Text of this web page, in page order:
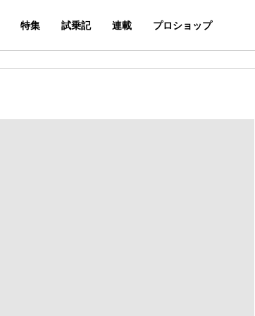
特集 試乗記 連載 プロショップ